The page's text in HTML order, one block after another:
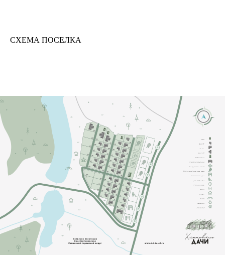
СХЕМА ПОСЕЛКА